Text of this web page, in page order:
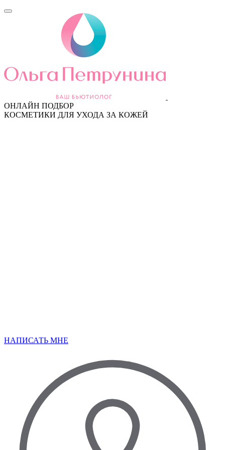
ОНЛАЙН ПОДБОР
КОСМЕТИКИ ДЛЯ УХОДА ЗА КОЖЕЙ
НАПИСАТЬ МНЕ